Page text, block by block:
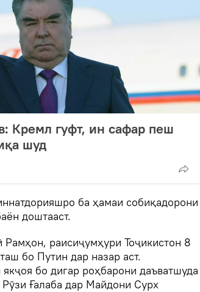
Кремл гуфт, ин сафар пеш
шуд
ба ҳамаи собиқадорони
доштааст.
раисиҷумҳури Тоҷикистон 8
бо Путин дар назар аст.
бо дигар роҳбарони даъватшуда
Ғалаба дар Майдони Сурх